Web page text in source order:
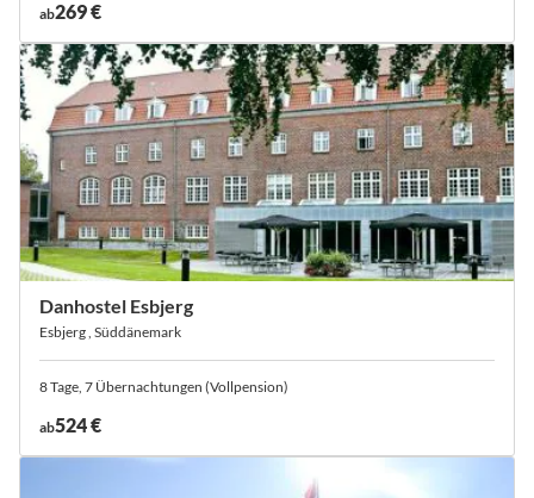
ab269 €
Danhostel Esbjerg
Esbjerg , Süddänemark
8 Tage, 7 Übernachtungen (Vollpension)
ab524 €